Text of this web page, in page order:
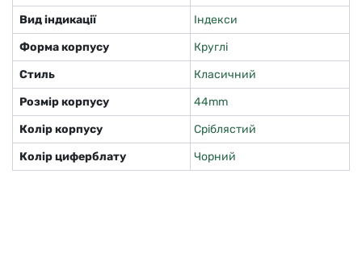
Вид індикації
Індекси
Форма корпусу
Круглі
Стиль
Класичний
Розмір корпусу
44mm
Колір корпусу
Сріблястий
Колір циферблату
Чорний